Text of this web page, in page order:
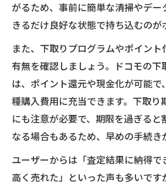
がるため、事前に簡単な清掃やデー
きるだけ良好な状態で持ち込むのが
また、下取りプログラムやポイン
有無を確認しましょう。ドコモの下
は、ポイント還元や現金化が可能
種購入費用に充当できます。下取り
にも注意が必要で、期限を過ぎると
なる場合もあるため、早めの手続き
ユーザーからは「査定結果に納得で
高く売れた」といった声も多いで